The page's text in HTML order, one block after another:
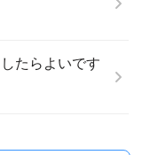
たらよいです